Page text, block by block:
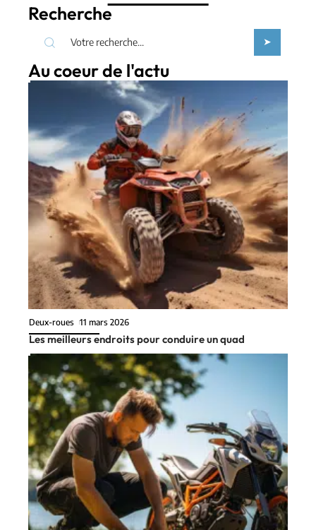
Recherche
Au coeur de l'actu
Deux-roues 11 mars 2026
Les meilleurs endroits pour conduire un quad